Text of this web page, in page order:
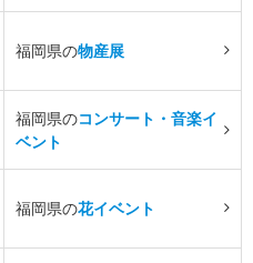
福岡県の物産展
福岡県のコンサート・音楽イ
ベント
福岡県の花イベント